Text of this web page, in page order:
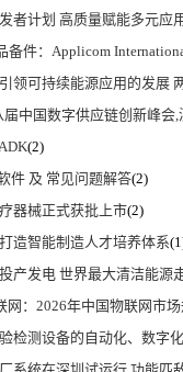
者计划 高质量赋能多元应
Applicom International
的发展 两家公司合作开发高性能储能和太阳能组
届中国数字供应链创新峰会
(2)
件 及 常见问题解答(2)
器械正式获批上市(2)
造智能制造人才培养体系
源走廊全面建成|将为建设新型能源体系、保障国家
联网市场规模接近3000亿美元 智慧工厂、智
数字化改造力度|市场监管总局 工业和信息化部